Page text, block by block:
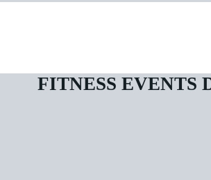
FITNESS EVENTS